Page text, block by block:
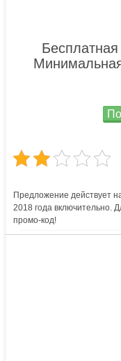
Бесплатная
Предложение действует
2018 года включительно.
промо-код!